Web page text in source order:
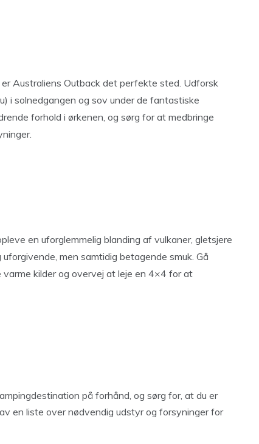
Australiens Outback det perfekte sted. Udforsk
i solnedgangen og sov under de fantastiske
forhold i ørkenen, og sørg for at medbringe
en uforglemmelig blanding af vulkaner, gletsjere
men samtidig betagende smuk. Gå
kilder og overvej at leje en 4×4 for at
på forhånd, og sørg for, at du er
en liste over nødvendig udstyr og forsyninger for